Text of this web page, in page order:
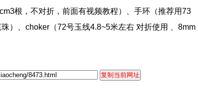
根，不对折，前面有视频教程）、手环（推荐用73
）、choker（72号玉线4.8~5米左右 对折使用 、8mm